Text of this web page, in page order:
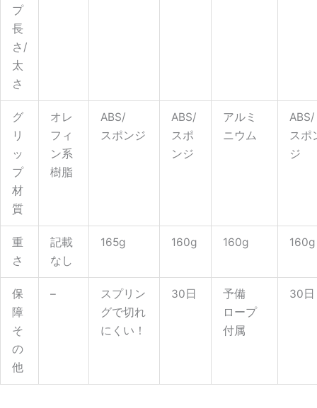
プ
長
さ/
太
さ
グ
リ
ッ
プ
材
質
オレ
フィ
ン系
樹脂
ABS/
スポンジ
ABS/
スポ
ンジ
アルミ
ニウム
ABS/
スポ
ジ
重
さ
記載
なし
165g 160g 160g 160g
保
障
そ
の
他
–
スプリン
グで切れ
にくい！
30日
予備
ロープ
付属
30日